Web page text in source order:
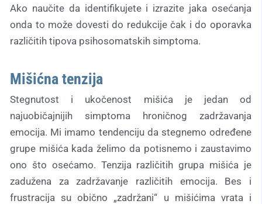
Ako naučite da identifikujete i izrazite jaka osećanja
onda to može dovesti do redukcije čak i do oporavka
različitih tipova psihosomatskih simptoma.
Mišićna tenzija
Stegnutost i ukočenost mišića je jedan od
najuobičajnijih simptoma hroničnog zadržavanja
emocija. Mi imamo tendenciju da stegnemo određene
grupe mišića kada želimo da potisnemo i zaustavimo
ono što osećamo. Tenzija različitih grupa mišića je
zadužena za zadržavanje različitih emocija. Bes i
frustracija su obično „zadržani“ u mišićima vrata i